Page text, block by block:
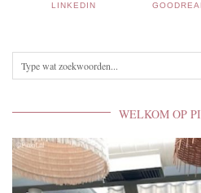
LINKEDIN
WELKOM OP